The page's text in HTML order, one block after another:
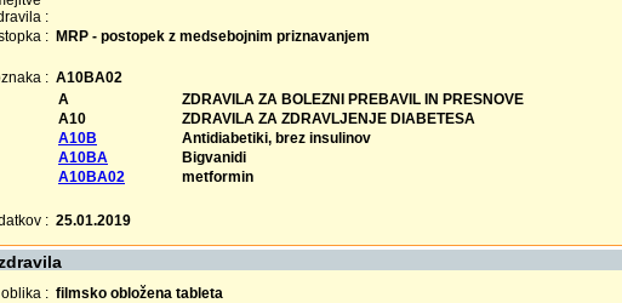
:
: MRP - postopek z medsebojnim priznavanjem
: A10BA02
A
ZDRAVILA ZA BOLEZNI PREBAVIL IN PRESNOVE
A10
ZDRAVILA ZA ZDRAVLJENJE DIABETESA
A10B
Antidiabetiki, brez insulinov
A10BA
Bigvanidi
A10BA02
metformin
: 25.01.2019
: filmsko obložena tableta